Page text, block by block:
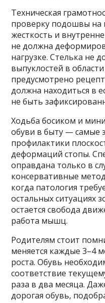
Техническая
проверку подошвы на
жесткость и
не должна
нагрузке. Стелька не
выпуклостей в
предусмотрено
должна находиться в
не быть
Ходьба босиком и
обуви в быту — самые
профилактики
деформаций стопы.
оправдана только в
консервативные
когда патология
остальных ситуациях
остается свобода
работа мышц.
Родителям стоит
меняется каждые 3–4
роста. Обувь
соответствие
раза в два месяца.
дорогая обувь,